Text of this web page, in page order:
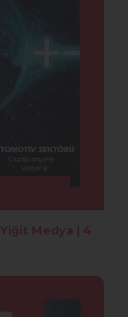
Yiğit Medya | 4